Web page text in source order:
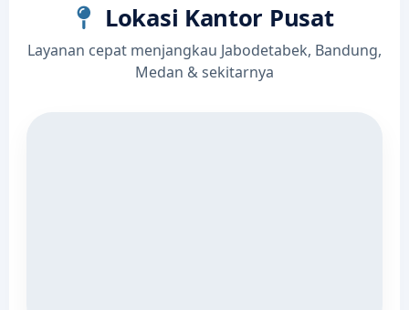
Lokasi Kantor Pusat
Layanan cepat menjangkau Jabodetabek, Bandung,
Medan & sekitarnya